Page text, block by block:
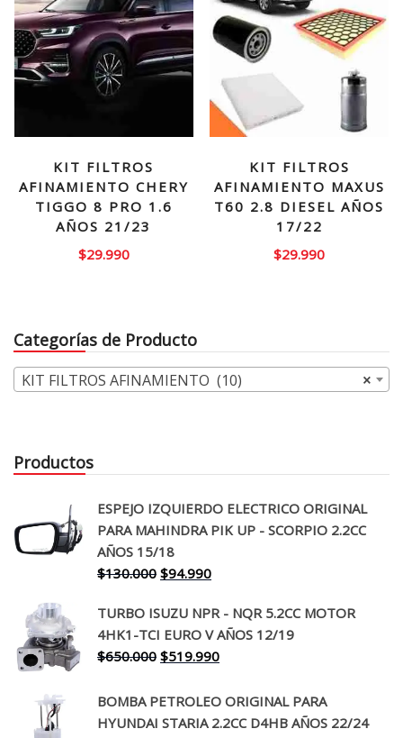
KIT FILTROS
AFINAMIENTO CHERY
TIGGO 8 PRO 1.6
AÑOS 21/23
$29.990
KIT FILTROS
AFINAMIENTO MAXUS
T60 2.8 DIESEL AÑOS
17/22
$29.990
Categorías de Producto
×
KIT FILTROS AFINAMIENTO (10)
Productos
ESPEJO IZQUIERDO ELECTRICO ORIGINAL
PARA MAHINDRA PIK UP - SCORPIO 2.2CC
AÑOS 15/18
$130.000 El
original
era:
$130.000.
$94.990El
actual
es:
$94.990.
TURBO ISUZU NPR - NQR 5.2CC MOTOR
4HK1-TCI EURO V AÑOS 12/19
$650.000 El
original
era:
$519.990El
actual
es:
BOMBA PETROLEO ORIGINAL PARA
HYUNDAI STARIA 2.2CC D4HB AÑOS 22/24